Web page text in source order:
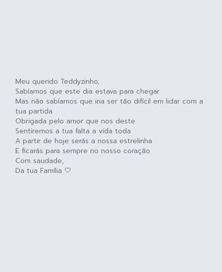
Meu querido Teddyzinho,
Sabíamos que este dia estava para chegar
Mas não sabíamos que iria ser tão difícil em lidar com a
tua partida
Obrigada pelo amor que nos deste
Sentiremos a tua falta a vida toda
A partir de hoje serás a nossa estrelinha
E ficarás para sempre no nosso coração
Com saudade,
Da tua Família 🤍